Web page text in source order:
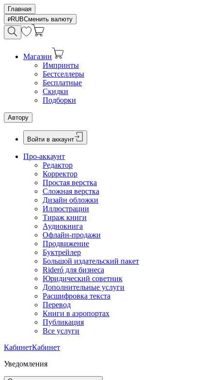
Главная
RUBСменить валюту
Магазин
Импринты
Бестселлеры
Бесплатные
Скидки
Подборки
Автору
Войти в аккаунт
Про-аккаунт
Редактор
Корректор
Простая верстка
Сложная верстка
Дизайн обложки
Иллюстрации
Тираж книги
Аудиокнига
Офлайн-продажи
Продвижение
Буктрейлер
Большой издательский пакет
Rideró для бизнеса
Юридический советник
Дополнительные услуги
Расшифровка текста
Перевод
Книги в аэропортах
Публикация
Все услуги
КабинетКабинет
Уведомления